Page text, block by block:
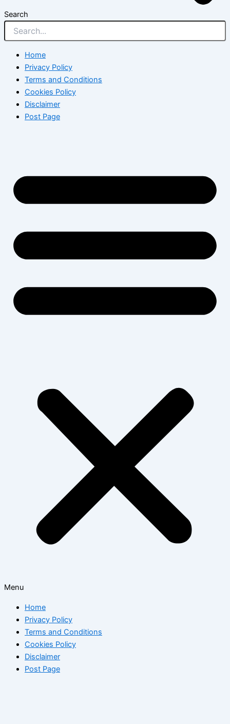
Search
Home
Privacy Policy
Terms and Conditions
Cookies Policy
Disclaimer
Post Page
Menu
Home
Privacy Policy
Terms and Conditions
Cookies Policy
Disclaimer
Post Page